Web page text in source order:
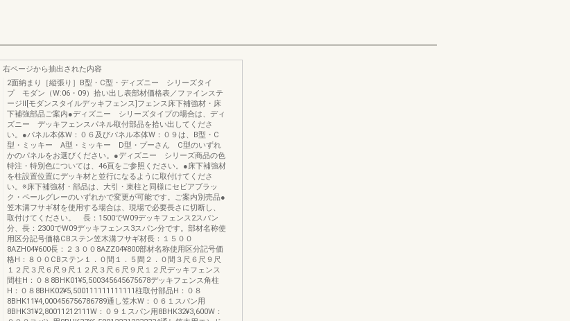
右ページから抽出された内容
2面納まり［縦張り］B型・C型・ディズニー シリーズタイ
プ モダン（W:06・09）拾い出し表部材価格表／ファインステ
ージⅡ[モダンスタイルデッキフェンス]フェンス床下補強材・床
下補強部品ご案内●ディズニー シリーズタイプの場合は、ディ
ズニー デッキフェンスパネル取付部品を拾い出してくださ
い。●パネル本体W：０６及びパネル本体W：０９は、B型・C
型・ミッキー A型・ミッキー D型・プーさん C型のいずれ
かのパネルをお選びください。●ディズニー シリーズ商品の色
特注・特別色については、46頁をご参照ください。●床下補強材
を柱設置位置にデッキ材と並行になるように取付けてくださ
い。※床下補強材・部品は、大引・束柱と同様にセピアブラッ
ク・ペールグレーのいずれかで変更が可能です。ご案内別売品●
笠木溝フサギ材を使用する場合は、現場で必要長さに切断し、
取付けてください。 長：1500でW09デッキフェンス2スパン
分、長：2300でW09デッキフェンス3スパン分です。部材名称使
用区分記号価格CBステン笠木溝フサギ材長：１５００
8AZH04¥600長：２３００8AZZ04¥800部材名称使用区分記号価
格H：８００CBステン１．０間１．５間２．０間３尺６尺９尺
１２尺３尺６尺９尺１２尺３尺６尺９尺１２尺デッキフェンス
間柱H：０８8BHK01¥5,500345645675678デッキフェンス角柱
H：０８8BHK02¥5,500111111111111柱取付部品H：０８
8BHK11¥4,000456756786789通し笠木W：０６１スパン用
8BHK31¥2,80011212111W：０９１スパン用8BHK32¥3,600W：